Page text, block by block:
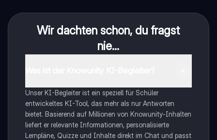
Wir dachten schon, du fragst
nie...
Unser KI-Begleiter ist ein speziell für Schüler
entwickeltes KI-Tool, das mehr als nur Antworten
bietet. Basierend auf Millionen von Knowunity-Inhalten
liefert er relevante Informationen, personalisierte
Lernpläne, Quizze und Inhalte direkt im Chat und passt